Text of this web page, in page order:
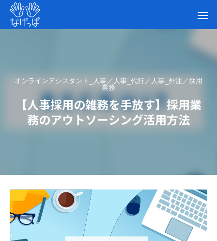
オンラインアシスタント_人事／人事_代行／人事_外注／採用
業務
【人事採用の雑務を手放す】採用業
務のアウトソーシング活用方法
【人事採用の雑務を手放す】採用業務の
アウトソーシング活用方法